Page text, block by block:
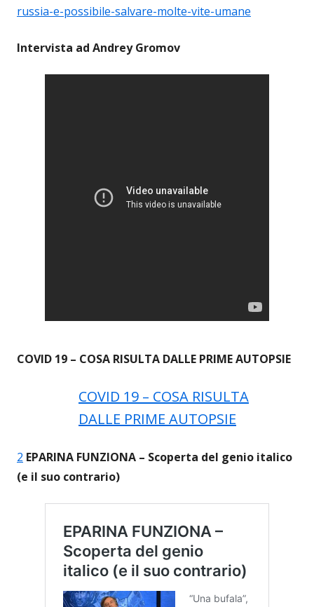
russia-e-possibile-salvare-molte-vite-umane
Intervista ad Andrey Gromov
COVID 19 – COSA RISULTA DALLE PRIME AUTOPSIE
COVID 19 – COSA RISULTA
DALLE PRIME AUTOPSIE
2 EPARINA FUNZIONA – Scoperta del genio italico
(e il suo contrario)